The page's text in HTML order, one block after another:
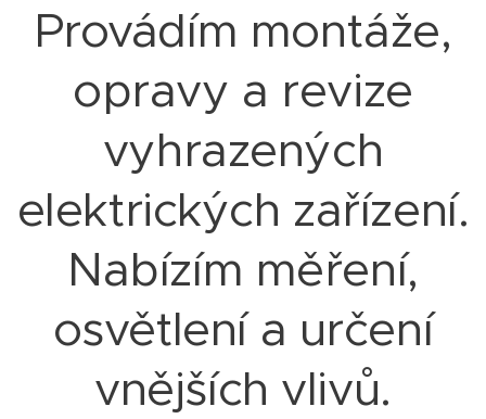
Provádím montáže,
opravy a revize
vyhrazených
elektrických zařízení.
Nabízím měření,
osvětlení a určení
vnějších vlivů.